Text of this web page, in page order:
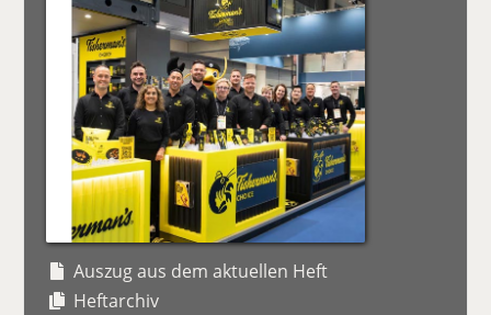
Auszug aus dem aktuellen Heft
Heftarchiv